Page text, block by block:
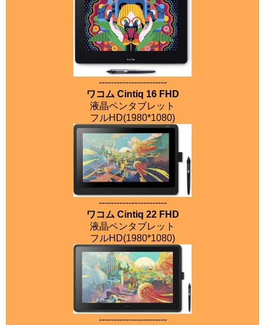
-----------------------
ワコム Cintiq 16 FHD
液晶ペンタブレット
フルHD(1980*1080)
-----------------------
ワコム Cintiq 22 FHD
液晶ペンタブレット
フルHD(1980*1080)
-----------------------